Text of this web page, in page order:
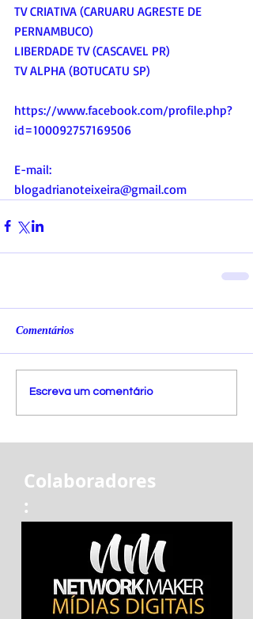
TV CRIATIVA (CARUARU AGRESTE DE
PERNAMBUCO)
LIBERDADE TV (CASCAVEL PR)
TV ALPHA (BOTUCATU SP)
https://www.facebook.com/profile.php?
id=100092757169506
E-mail:
blogadrianoteixeira@gmail.com
Comentários
Escreva um comentário
Colaboradores
: